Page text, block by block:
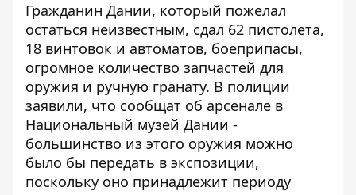
Гражданин Дании, который пожелал
остаться неизвестным, сдал 62 пистолета,
18 винтовок и автоматов, боеприпасы,
огромное количество запчастей для
оружия и ручную гранату. В полиции
заявили, что сообщат об арсенале в
Национальный музей Дании -
большинство из этого оружия можно
было бы передать в экспозиции,
поскольку оно принадлежит периоду